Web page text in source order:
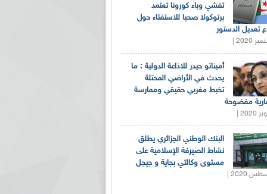
تفشي وباء كورونا تعتمد
برتوكولا صحيا للاستفتاء حول
تعديل الدستور
أميناتو حيدر للاذاعة الدولية : ما
يحدث في الأراضي المحتلة
تخبط مغربي حقيقي وممارسة
مفضوحة
البنك الوطني الجزائري يطلق
نشاط الصيرفة الإسلامية على
مستوى وكالتي بجاية و جيجل